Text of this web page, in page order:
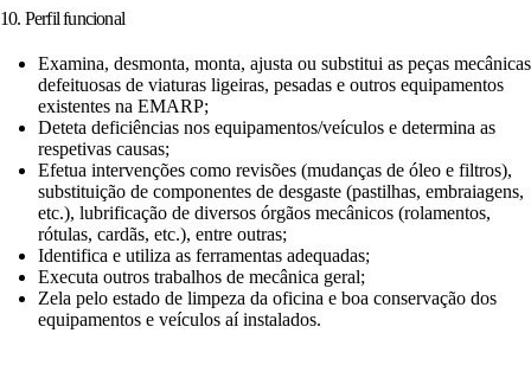
10. Perfil funcional
Examina, desmonta, monta, ajusta ou substitui as peças mecânicas
defeituosas de viaturas ligeiras, pesadas e outros equipamentos
existentes na EMARP;
Deteta deficiências nos equipamentos/veículos e determina as
respetivas causas;
Efetua intervenções como revisões (mudanças de óleo e filtros),
substituição de componentes de desgaste (pastilhas, embraiagens,
etc.), lubrificação de diversos órgãos mecânicos (rolamentos,
rótulas, cardãs, etc.), entre outras;
Identifica e utiliza as ferramentas adequadas;
Executa outros trabalhos de mecânica geral;
Zela pelo estado de limpeza da oficina e boa conservação dos
equipamentos e veículos aí instalados.